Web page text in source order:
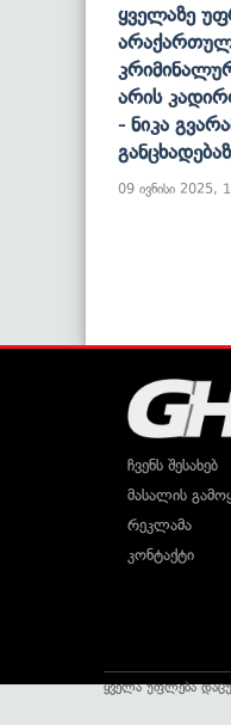
Ყველაზე
Არის
- Ნიკა
09 ივნისი 2025,
ჩვენს შესახებ
მასალის
რეკლამა
კონტაქტი
ყველა უფლება